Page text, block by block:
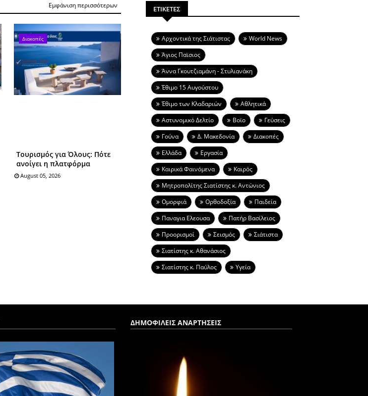
Εμφάνιση περισσότερων
Διακοπές
Τουρισμός για Όλους: Πότε
ανοίγει η πλατφόρμα
August 05, 2026
ΕΤΙΚΕΤΕΣ
Aρχοντικά της Σιάτιστας
World News
Άγιος Παϊσιος
Άννα Γκουτζιαμάνη - Στυλιανάκη
Έθιμο 15 Αυγούστου
Έθιμο των Κλαδαριών
Αθλητικά
Αστυνομικό Δελτίο
Βοϊο
Γεύσεις
Γούνα
Δ. Μακεδονία
Διακοπές
Ελλάδα
Εργασία
Καιρικά Φαινόμενα
Καιρός
Μητροπολίτης Σιατίστης κ. Αντώνιος
Ομορφιά
Ορθοδοξία
Παιδεία
Παναγια Ελεουσα
Πατήρ Βασίλειος
Προορισμοί
Σεισμός
Σιάτιστα
Σιατίστης κ. Αθανάσιος
Σιατίστης κ. Παύλος
Υγεία
ΔΗΜΟΦΙΛΕΙΣ ΑΝΑΡΤΗΣΕΙΣ